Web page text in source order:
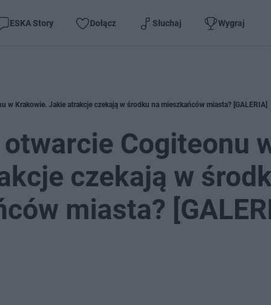
ESKA Story Dołącz Słuchaj Wygraj
w Krakowie. Jakie atrakcje czekają w środku na mieszkańców miasta? [GALERIA]
Cogiteonu
czekają w
miasta?